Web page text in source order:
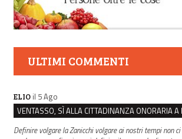
ULTIMI COMMENTI
ELIO il 5 Ago
Definire volgare la Zanicchi volgare ai nostri tempi non ci